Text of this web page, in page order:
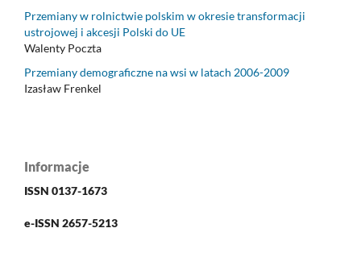
Przemiany w rolnictwie polskim w okresie transformacji
ustrojowej i akcesji Polski do UE
Walenty Poczta
Przemiany demograficzne na wsi w latach 2006-2009
Izasław Frenkel
Informacje
ISSN 0137-1673
e-ISSN 2657-5213